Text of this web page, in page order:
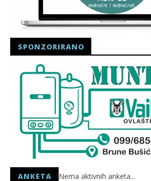
SPONZORIRANO
ANKETA Nema aktivnih anketa...